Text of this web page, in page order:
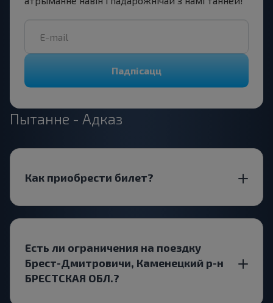
Падпісацц
Пытанне - Адказ
Как приобрести билет?
Есть ли ограничения на поездку
Брест-Дмитровичи, Каменецкий р-н
БРЕСТСКАЯ ОБЛ.?